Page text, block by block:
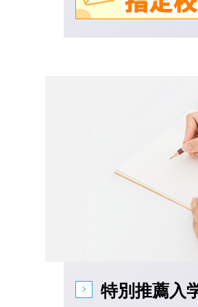
特別推薦入